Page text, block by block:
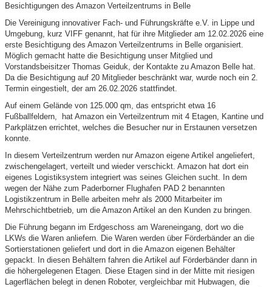
Besichtigungen des Amazon Verteilzentrums in Belle
Die Vereinigung innovativer Fach- und Führungskräfte e.V. in Lippe und
Umgebung, kurz VIFF genannt, hat für ihre Mitglieder am 12.02.2026 eine
erste Besichtigung des Amazon Verteilzentrums in Belle organisiert.
Möglich gemacht hatte die Besichtigung unser Mitglied und
Vorstandsbeisitzer Thomas Geiduk, der Kontakte zu Amazon Belle hat.
Da die Besichtigung auf 20 Mitglieder beschränkt war, wurde noch ein 2.
Termin eingestielt, der am 26.02.2026 stattfindet.
Auf einem Gelände von 125.000 qm, das entspricht etwa 16
Fußballfeldern, hat Amazon ein Verteilzentrum mit 4 Etagen, Kantine und
Parkplätzen errichtet, welches die Besucher nur in Erstaunen versetzen
konnte.
In diesem Verteilzentrum werden nur Amazon eigene Artikel angeliefert,
zwischengelagert, verteilt und wieder verschickt. Amazon hat dort ein
eigenes Logistiksystem integriert was seines Gleichen sucht. In dem
wegen der Nähe zum Paderborner Flughafen PAD 2 benannten
Logistikzentrum in Belle arbeiten mehr als 2000 Mitarbeiter im
Mehrschichtbetrieb, um die Amazon Artikel an den Kunden zu bringen.
Die Führung begann im Erdgeschoss am Wareneingang, dort wo die
LKWs die Waren anliefern. Die Waren werden über Förderbänder an die
Sortierstationen geliefert und dort in die Amazon eigenen Behälter
gepackt. In diesen Behältern fahren die Artikel auf Förderbänder dann in
die höhergelegenen Etagen. Diese Etagen sind in der Mitte mit riesigen
Lagerflächen belegt in denen Roboter, vergleichbar mit Hubwagen, die